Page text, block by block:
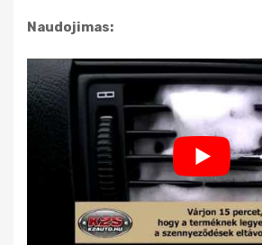
Naudojimas: